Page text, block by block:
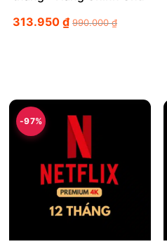
313.950 ₫ 990.000₫
-97%